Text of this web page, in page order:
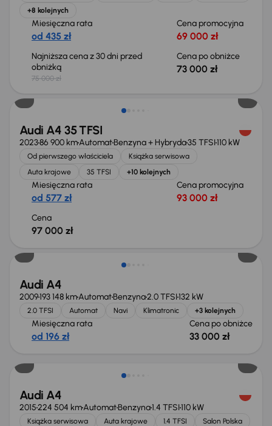
+8 kolejnych
Miesięczna rata
od 435 zł
Cena promocyjna
69 000 zł
Najniższa cena z 30 dni przed
obniżką
75 000 zł
Cena po obniżce
73 000 zł
Możliwość odliczenia VAT
Audi A4 35 TFSI
202386 900 kmAutomatBenzyna + Hybryda35 TFSI110 kW
Od pierwszego właściciela
Książka serwisowa
Auta krajowe
35 TFSI +10 kolejnych
Miesięczna rata
od 577 zł
Cena promocyjna
93 000 zł
Cena
97 000 zł
Audi A4
2009193 148 kmAutomatBenzyna2.0 TFSI132 kW
2.0 TFSI Automat Navi Klimatronic +3 kolejnych
Miesięczna rata
od 196 zł
Cena po obniżce
33 000 zł
Audi A4
2015224 504 kmAutomatBenzyna1.4 TFSI110 kW
Książka serwisowa Auta krajowe 1.4 TFSI
Salon Polska